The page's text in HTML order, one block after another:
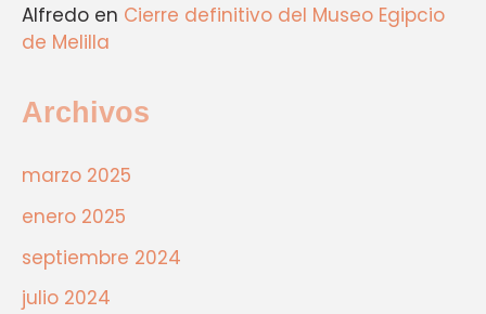
Alfredo en Cierre definitivo del Museo Egipcio
de Melilla
Archivos
marzo 2025
enero 2025
septiembre 2024
julio 2024